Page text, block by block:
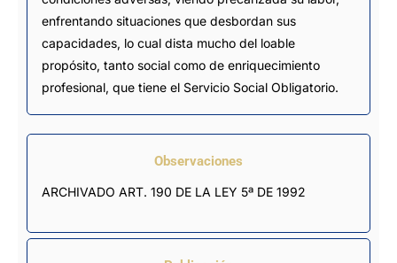
enfrentando situaciones que desbordan sus
capacidades, lo cual dista mucho del loable
propósito, tanto social como de enriquecimiento
profesional, que tiene el Servicio Social Obligatorio.
Observaciones
ARCHIVADO ART. 190 DE LA LEY 5ª DE 1992